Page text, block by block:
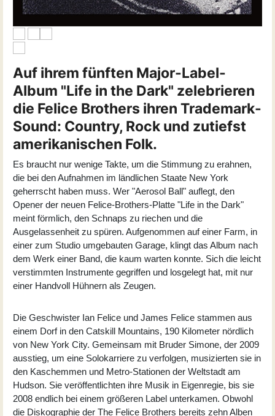
Auf ihrem fünften Major-Label-
Album "Life in the Dark" zelebrieren
die Felice Brothers ihren Trademark-
Sound: Country, Rock und zutiefst
amerikanischen Folk.
Es braucht nur wenige Takte, um die Stimmung zu erahnen,
die bei den Aufnahmen im ländlichen Staate New York
geherrscht haben muss. Wer "Aerosol Ball" auflegt, den
Opener der neuen Felice-Brothers-Platte "Life in the Dark"
meint förmlich, den Schnaps zu riechen und die
Ausgelassenheit zu spüren. Aufgenommen auf einer Farm, in
einer zum Studio umgebauten Garage, klingt das Album nach
dem Werk einer Band, die kaum warten konnte. Sich die leicht
verstimmten Instrumente gegriffen und losgelegt hat, mit nur
einer Handvoll Hühnern als Zeugen.
Die Geschwister Ian Felice und James Felice stammen aus
einem Dorf in den Catskill Mountains, 190 Kilometer nördlich
von New York City. Gemeinsam mit Bruder Simone, der 2009
ausstieg, um eine Solokarriere zu verfolgen, musizierten sie in
den Kaschemmen und Metro-Stationen der Weltstadt am
Hudson. Sie veröffentlichten ihre Musik in Eigenregie, bis sie
2008 endlich bei einem größeren Label unterkamen. Obwohl
die Diskographie der The Felice Brothers bereits zehn Alben